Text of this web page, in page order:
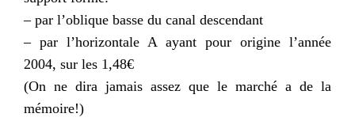
– par l’oblique basse du canal descendant
– par l’horizontale A ayant pour origine l’année
2004, sur les 1,48€
(On ne dira jamais assez que le marché a de la
mémoire!)